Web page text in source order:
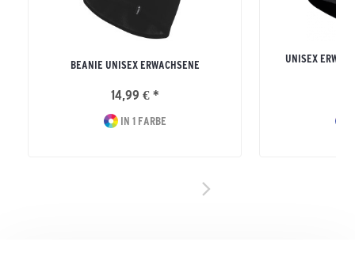
BEANIE UNISEX ERWACHSENE
14,99 € *
IN 1 FARBE
UNISEX